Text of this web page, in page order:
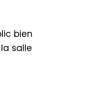
bien
salle